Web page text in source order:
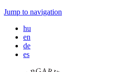
Jump to navigation
hu
en
de
es